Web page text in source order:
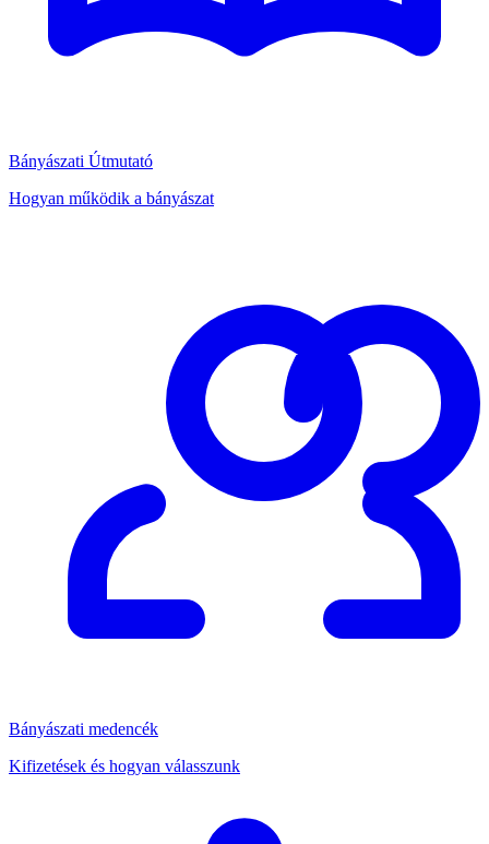
Bányászati Útmutató
Hogyan működik a bányászat
Bányászati medencék
Kifizetések és hogyan válasszunk